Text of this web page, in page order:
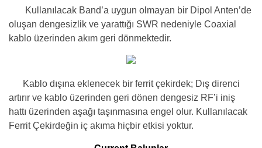
Kullanılacak Band’a uygun olmayan bir Dipol Anten’de
oluşan dengesizlik ve yarattığı SWR nedeniyle Coaxial
kablo üzerinden akım geri dönmektedir.
Kablo dışına eklenecek bir ferrit çekirdek; Dış direnci
artırır ve kablo üzerinden geri dönen dengesiz RF’i iniş
hattı üzerinden aşağı taşınmasına engel olur. Kullanılacak
Ferrit Çekirdeğin iç akıma hiçbir etkisi yoktur.